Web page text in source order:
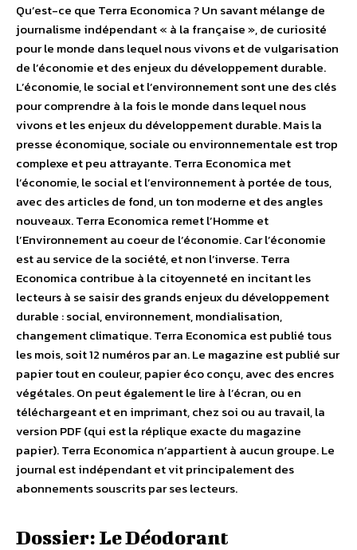
Qu’est-ce que Terra Economica ? Un savant mélange de
journalisme indépendant « à la française », de curiosité
pour le monde dans lequel nous vivons et de vulgarisation
de l’économie et des enjeux du développement durable.
L’économie, le social et l’environnement sont une des clés
pour comprendre à la fois le monde dans lequel nous
vivons et les enjeux du développement durable. Mais la
presse économique, sociale ou environnementale est trop
complexe et peu attrayante. Terra Economica met
l’économie, le social et l’environnement à portée de tous,
avec des articles de fond, un ton moderne et des angles
nouveaux. Terra Economica remet l’Homme et
l’Environnement au coeur de l’économie. Car l’économie
est au service de la société, et non l’inverse. Terra
Economica contribue à la citoyenneté en incitant les
lecteurs à se saisir des grands enjeux du développement
durable : social, environnement, mondialisation,
changement climatique. Terra Economica est publié tous
les mois, soit 12 numéros par an. Le magazine est publié sur
papier tout en couleur, papier éco conçu, avec des encres
végétales. On peut également le lire à l’écran, ou en
téléchargeant et en imprimant, chez soi ou au travail, la
version PDF (qui est la réplique exacte du magazine
papier). Terra Economica n’appartient à aucun groupe. Le
journal est indépendant et vit principalement des
abonnements souscrits par ses lecteurs.
Dossier: Le Déodorant